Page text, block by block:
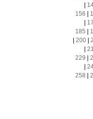
156
185
200|
229
258